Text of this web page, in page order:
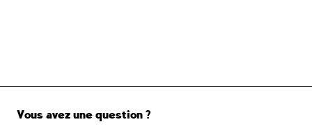
Vous avez une question ?